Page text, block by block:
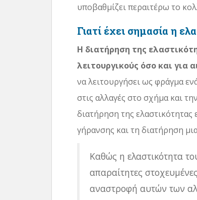
υποβαθμίζει περαιτέρω το
Γιατί έχει σημασία η
Η διατήρηση της
λειτουργικούς όσο και για
να λειτουργήσει ως φράγμα
στις αλλαγές στο σχήμα και
διατήρηση της
γήρανσης και τη διατήρηση
Καθώς η ελαστικότητα
απαραίτητες
αναστροφή αυτών των